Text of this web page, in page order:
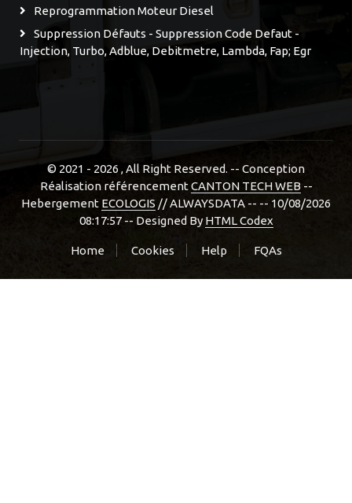
Reprogrammation Moteur Diesel
Suppression Défauts - Suppression Code Defaut -
Injection, Turbo, Adblue, Debitmetre, Lambda, Fap; Egr
© 2021 - 2026 , All Right Reserved. -- Conception
Réalisation référencementCANTON TECH WEB--
Hebergement ECOLOGIS // ALWAYSDATA -- -- 10/08/2026
08:17:57 -- Designed By HTML Codex
Home Cookies Help FQAs